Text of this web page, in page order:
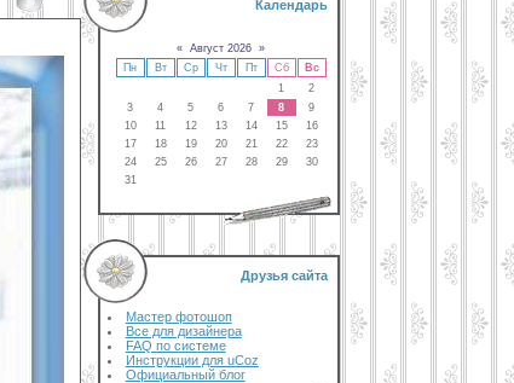
Календарь
« Август 2026 »
Пн
Вт Ср Чт Пт Сб
Вс
1
2
3
4 5 6 7 8
9
10
11 12 13 14 15
16
17
18 19 20 21 22
23
24
25 26 27 28 29
30
31
Друзья сайта
Мастер фотошоп
Все для дизайнера
FAQ по системе
Инструкции для uCoz
Официальный блог